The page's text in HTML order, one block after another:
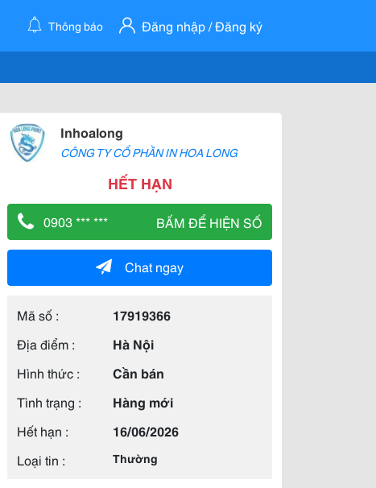
Thông báo Đăng nhập / Đăng ký
Inhoalong
CÔNG TY CỔ PHẦN IN HOA LONG
HẾT HẠN
0903 *** *** BẤM ĐỂ HIỆN SỐ
Chat ngay
Mã số :
17919366
Địa điểm :
Hà Nội
Hình thức :
Cần bán
Tình trạng :
Hàng mới
Hết hạn :
16/06/2026
Loại tin :
Thường